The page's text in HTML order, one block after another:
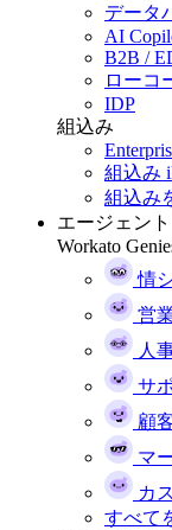
データ
AI
B2B /
ローコ
IDP
組込み
組込み
組込み
エージェント
Workato
情
営
人
サ
顧
マ
カ
すべて